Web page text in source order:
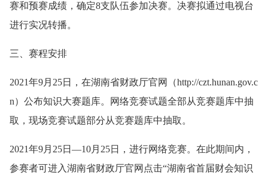
赛和预赛成绩，确定8支队伍参加决赛。决赛拟通过电视台
进行实况转播。
三、赛程安排
2021年9月25日，在湖南省财政厅官网（http://czt.hunan.gov.c
n）公布知识大赛题库。网络竞赛试题全部从竞赛题库中抽
取，现场竞赛试题部分从竞赛题库中抽取。
2021年9月25日—10月25日，进行网络竞赛。在此期间内，
参赛者可进入湖南省财政厅官网点击“湖南省首届财会知识